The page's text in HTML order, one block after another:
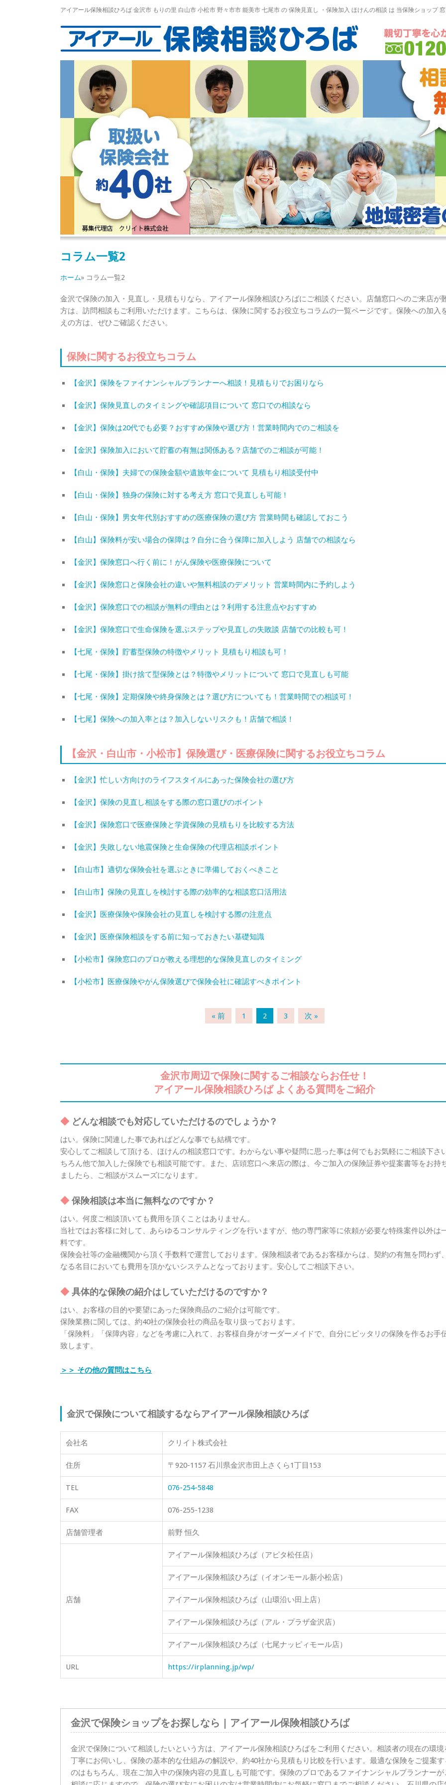
アイアール保険相談ひろば 金沢市 もりの里 白山市 小松市 野々市市 能美市 七尾市 の 保険見直し ・保険加入 ほけんの相談 は 当保険ショップ
コラム一覧2
ホーム» コラム一覧2
金沢で保険の加入・見直し・見積もりなら、アイアール保険相談ひろばにご相談ください。店舗窓口へのご来店が
方は、訪問相談もご利用いただけます。こちらは、保険に関するお役立ちコラムの一覧ページです。保険への加入
えの方は、ぜひご確認ください。
保険に関するお役立ちコラム
【金沢】保険をファイナンシャルプランナーへ相談！見積もりでお困りなら
【金沢】保険見直しのタイミングや確認項目について 窓口での相談なら
【金沢】保険は20代でも必要？おすすめ保険や選び方！営業時間内でのご相談を
【金沢】保険加入において貯蓄の有無は関係ある？店舗でのご相談が可能！
【白山・保険】夫婦での保険金額や遺族年金について 見積もり相談受付中
【白山・保険】独身の保険に対する考え方 窓口で見直しも可能！
【白山・保険】男女年代別おすすめの医療保険の選び方 営業時間も確認しておこう
【白山】保険料が安い場合の保障は？自分に合う保障に加入しよう 店舗での相談なら
【金沢】保険窓口へ行く前に！がん保険や医療保険について
【金沢】保険窓口と保険会社の違いや無料相談のデメリット 営業時間内に予約しよう
【金沢】保険窓口での相談が無料の理由とは？利用する注意点やおすすめ
【金沢】保険窓口で生命保険を選ぶステップや見直しの失敗談 店舗での比較も可！
【七尾・保険】貯蓄型保険の特徴やメリット 見積もり相談も可！
【七尾・保険】掛け捨て型保険とは？特徴やメリットについて 窓口で見直しも可能
【七尾・保険】定期保険や終身保険とは？選び方についても！営業時間での相談可！
【七尾】保険への加入率とは？加入しないリスクも！店舗で相談！
【金沢・白山市・小松市】保険選び・医療保険に関するお役立ちコラム
【金沢】忙しい方向けのライフスタイルにあった保険会社の選び方
【金沢】保険の見直し相談をする際の窓口選びのポイント
【金沢】保険窓口で医療保険と学資保険の見積もりを比較する方法
【金沢】失敗しない地震保険と生命保険の代理店相談ポイント
【白山市】適切な保険会社を選ぶときに準備しておくべきこと
【白山市】保険の見直しを検討する際の効率的な相談窓口活用法
【金沢】医療保険や保険会社の見直しを検討する際の注意点
【金沢】医療保険相談をする前に知っておきたい基礎知識
【小松市】保険窓口のプロが教える理想的な保険見直しのタイミング
【小松市】医療保険やがん保険選びで保険会社に確認すべきポイント
« 前 1 2 3 次 »
金沢市周辺で保険に関するご相談ならお任せ！
アイアール保険相談ひろば よくある質問をご紹介
どんな相談でも対応していただけるのでしょうか？
はい。保険に関連した事であればどんな事でも結構です。
安心してご相談して頂ける、ほけんの相談窓口です。わからない事や疑問に思った事は何でもお気軽にご相談下さ
ちろん他で加入した保険でも相談可能です。また、店頭窓口へ来店の際は、今ご加入の保険証券や提案書等をお持
ましたら、ご相談がスムーズになります。
保険相談は本当に無料なのですか？
はい。何度ご相談頂いても費用を頂くことはありません。
当社ではお客様に対して、あらゆるコンサルティングを行いますが、他の専門家等に依頼が必要な特殊案件以外は
料です。
保険会社等の金融機関から頂く手数料で運営しております。保険相談者であるお客様からは、契約の有無を問わず
なる名目においても費用を頂かないシステムとなっております。安心してご相談下さい。
具体的な保険の紹介はしていただけるのですか？
はい、お客様の目的や要望にあった保険商品のご紹介は可能です。
保険業務に関しては、約40社の保険会社の商品を取り扱っております。
「保険料」「保障内容」などを考慮に入れて、お客様自身がオーダーメイドで、自分にピッタリの保険を作るお手
致します。
＞＞ その他の質問はこちら
金沢で保険について相談するならアイアール保険相談ひろば
会社名 クリイト株式会社
住所 〒920-1157 石川県金沢市田上さくら1丁目153
TEL 076-254-5848
FAX 076-255-1238
店舗管理者 前野 恒久
店舗
アイアール保険相談ひろば（アピタ松任店）
アイアール保険相談ひろば（イオンモール新小松店）
アイアール保険相談ひろば（山環沿い田上店）
アイアール保険相談ひろば（アル・プラザ金沢店）
アイアール保険相談ひろば（七尾ナッピィモール店）
URL https://irplanning.jp/wp/
金沢で保険ショップをお探しなら | アイアール保険相談ひろば
金沢で保険について相談したいという方は、アイアール保険相談ひろばをご利用ください。相談者の現在の環境
丁寧にお伺いし、保険の基本的な仕組みの解説や、約40社から見積もり比較を行います。最適な保険をご提案す
のはもちろん、現在ご加入中の保険内容の見直しも可能です。保険のプロであるファイナンシャルプランナーが